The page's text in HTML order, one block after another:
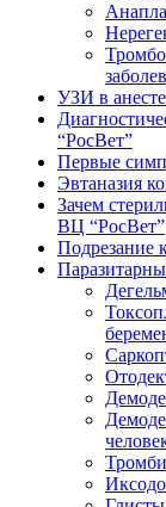
УЗИ в
“РосВет”
Первые
Эвтаназия
Зачем
ВЦ “РосВет”
Подрезание